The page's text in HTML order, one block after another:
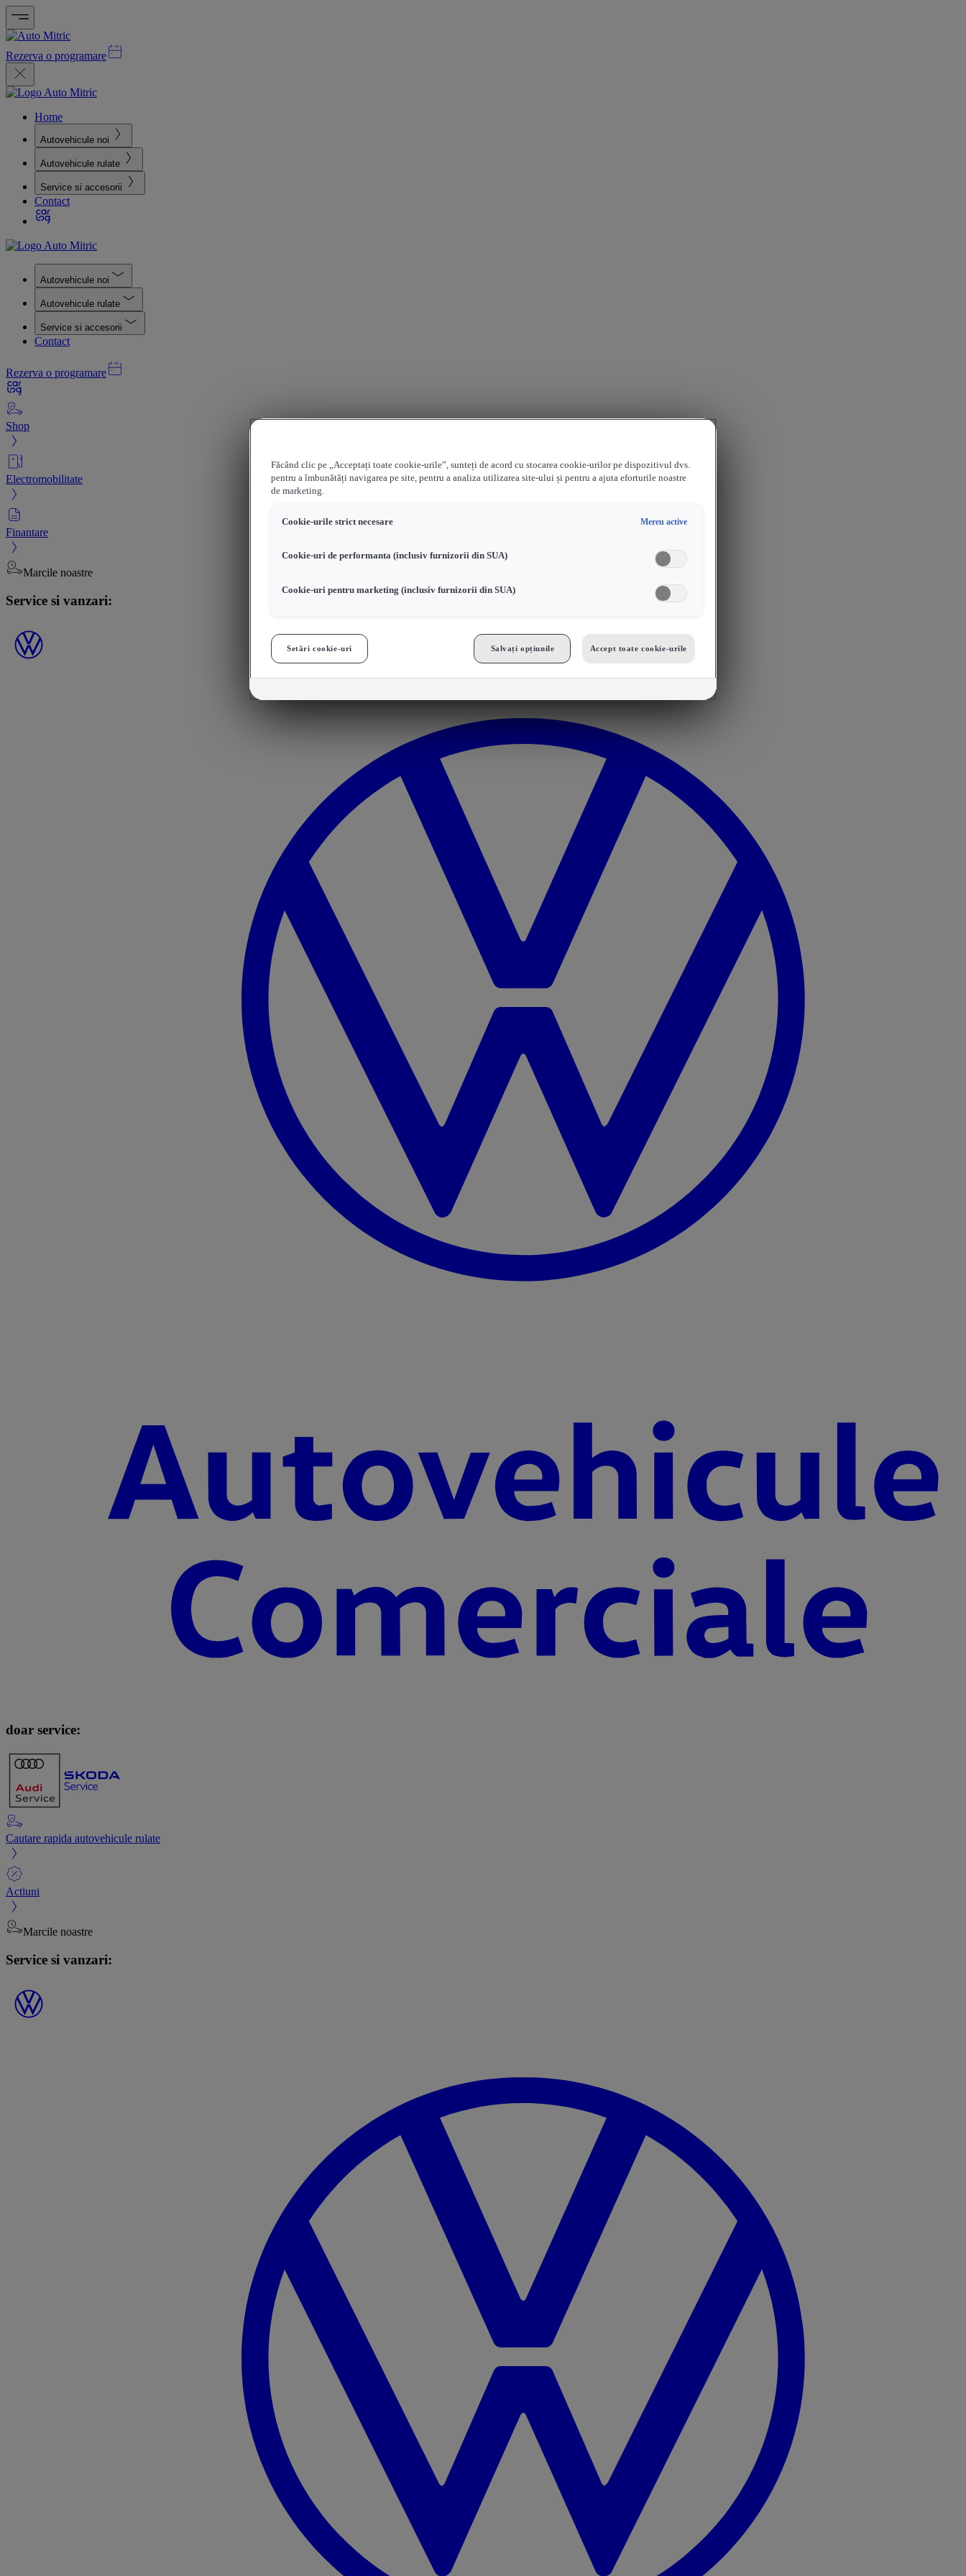
Rezerva o programare
Home
Autovehicule noi
Autovehicule rulate
Service si accesorii
Contact
Autovehicule noi
Autovehicule rulate
Service si accesorii
Contact
Rezerva o programare
Shop
Electromobilitate
Finantare
Marcile noastre
Service si vanzari:
doar service:
Cautare rapida autovehicule rulate
Actiuni
Marcile noastre
Service si vanzari:
Făcând clic pe „Acceptați toate cookie-urile”, sunteți de acord cu stocarea cookie-urilor pe dispozitivul dvs.
pentru a îmbunătăți navigarea pe site, pentru a analiza utilizarea site-ului și pentru a ajuta eforturile noastre
de marketing.
Cookie-urile strict necesare Mereu active
Cookie-uri de performanta (inclusiv furnizorii din SUA)
Cookie-uri pentru marketing (inclusiv furnizorii din SUA)
Setări cookie-uri Salvați opțiunile Accept toate cookie-urile